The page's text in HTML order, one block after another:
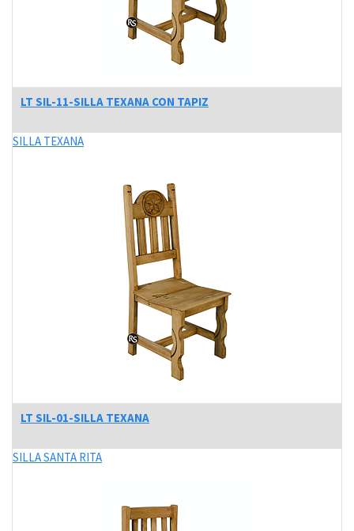
LT SIL-11-SILLA TEXANA CON TAPIZ
SILLA TEXANA
LT SIL-01-SILLA TEXANA
SILLA SANTA RITA